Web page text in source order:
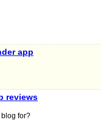
app
reviews
for?